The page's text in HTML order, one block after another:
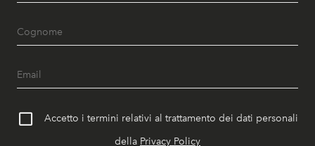
Accetto i termini relativi al trattamento dei dati personali
della Privacy Policy